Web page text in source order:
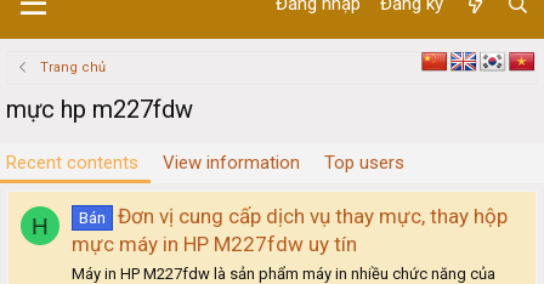
Trang chủ
mực hp m227fdw
Recent contents View information Top users
H Bán
Đơn vị cung cấp dịch vụ thay mực, thay hộp
mực máy in HP M227fdw uy tín
Máy in HP M227fdw là sản phẩm máy in nhiều chức năng của